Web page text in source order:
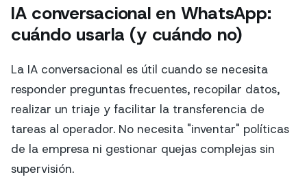
IA conversacional en WhatsApp:
cuándo usarla (y cuándo no)
La IA conversacional es útil cuando se necesita
responder preguntas frecuentes, recopilar datos,
realizar un triaje y facilitar la transferencia de
tareas al operador. No necesita "inventar" políticas
de la empresa ni gestionar quejas complejas sin
supervisión.